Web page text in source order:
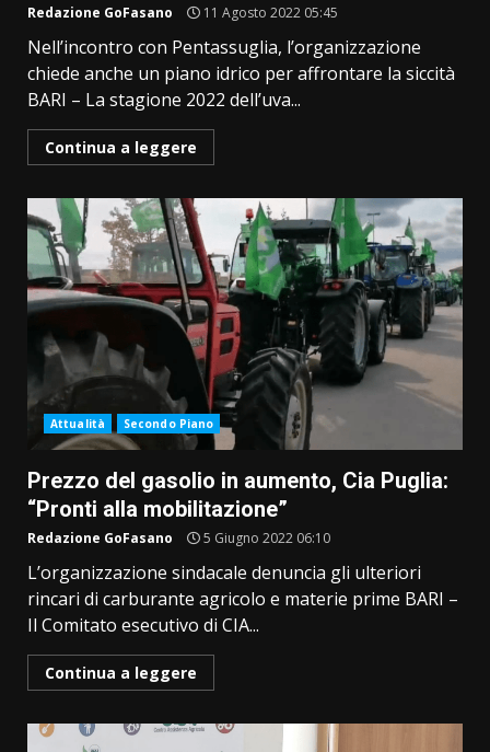
Redazione GoFasano 11 Agosto 2022 05:45
Nell’incontro con Pentassuglia, l’organizzazione
chiede anche un piano idrico per affrontare la siccità
BARI – La stagione 2022 dell’uva...
Continua a leggere
Attualità Secondo Piano
Prezzo del gasolio in aumento, Cia Puglia:
“Pronti alla mobilitazione”
Redazione GoFasano 5 Giugno 2022 06:10
L’organizzazione sindacale denuncia gli ulteriori
rincari di carburante agricolo e materie prime BARI –
Il Comitato esecutivo di CIA...
Continua a leggere